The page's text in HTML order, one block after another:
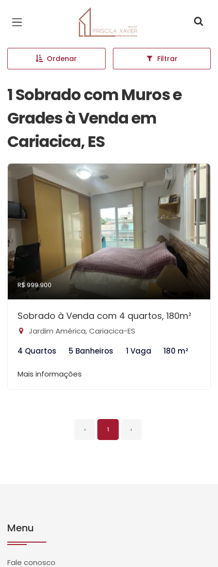
Página inicial
Ordenar Filtrar
1 Sobrado com Muros e
Grades à Venda em
Cariacica, ES
R$ 999.900
Sobrado à Venda com 4 quartos, 180m²
Jardim América, Cariacica-ES
4 Quartos
5 Banheiros 1 Vaga 180 m²
Mais informações
‹ 1 ›
Menu
Fale conosco